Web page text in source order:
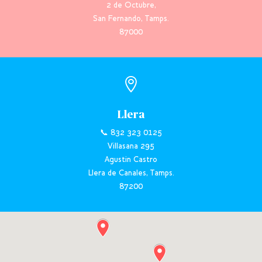
2 de Octubre,
San Fernando, Tamps.
87000

Llera
📞 832 323 0125
Villasana 295
Agustin Castro
Llera de Canales, Tamps.
87200